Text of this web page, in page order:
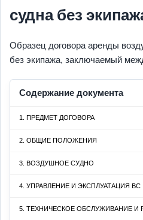
судна без
Образец договора аренды
без экипажа, заключаемый
Содержание документа
1. ПРЕДМЕТ ДОГОВОРА
2. ОБЩИЕ ПОЛОЖЕНИЯ
3. ВОЗДУШНОЕ СУДНО
4. УПРАВЛЕНИЕ И ЭКСПЛУАТАЦИЯ ВС
5. ТЕХНИЧЕСКОЕ ОБСЛУЖИВАНИЕ И